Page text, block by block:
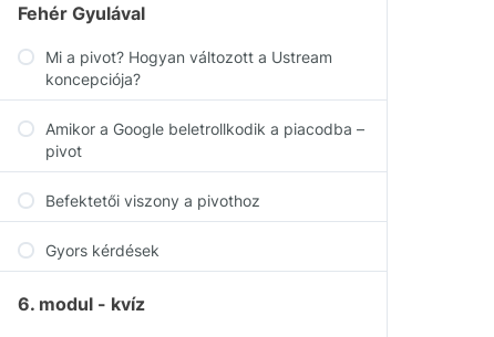
Fehér Gyulával
Mi a pivot? Hogyan változott a Ustream
koncepciója?
Amikor a Google beletrollkodik a piacodba –
pivot
Befektetői viszony a pivothoz
Gyors kérdések
6. modul - kvíz